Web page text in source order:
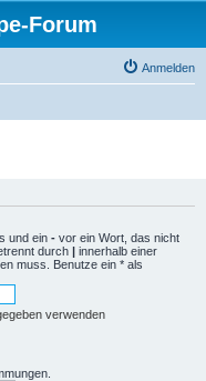
Forum
Anmelden
und ein - vor ein Wort, das nicht
durch | innerhalb einer
muss. Benutze ein * als
verwenden